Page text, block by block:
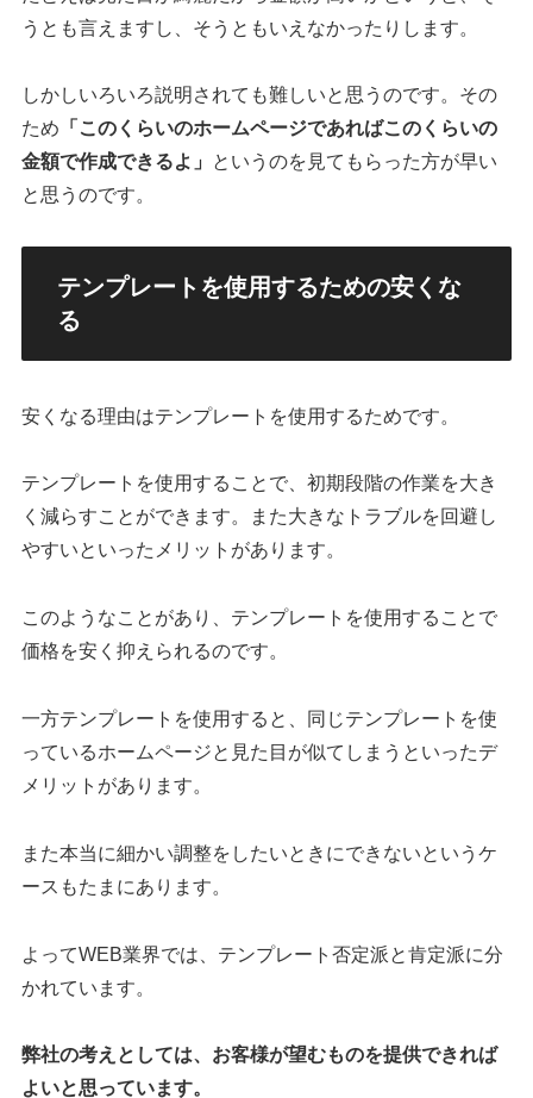
うとも言えますし、そうともいえなかったりします。
しかしいろいろ説明されても難しいと思うのです。その
ため 「このくらいのホームページであればこのくらいの
金額で作成できるよ」
というのを見てもらった方が早い
と思うのです。
テンプレートを使用するための安くな
る
安くなる理由はテンプレートを使用するためです。
テンプレートを使用することで、初期段階の作業を大き
く減らすことができます。また大きなトラブルを回避し
やすいといったメリットがあります。
このようなことがあり、テンプレートを使用することで
価格を安く抑えられるのです。
一方テンプレートを使用すると、同じテンプレートを使
っているホームページと見た目が似てしまうといったデ
メリットがあります。
また本当に細かい調整をしたいときにできないというケ
ースもたまにあります。
よってWEB業界では、テンプレート否定派と肯定派に分
かれています。
弊社の考えとしては、お客様が望むものを提供できれば
よいと思っています。